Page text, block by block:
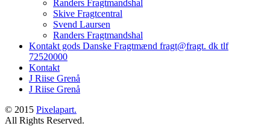
Randers Fragtmandshal
Skive Fragtcentral
Svend Laursen
Randers Fragtmandshal
Kontakt gods Danske Fragtmænd fragt@fragt. dk tlf
72520000
Kontakt
J Riise Grenå
J Riise Grenå
© 2015 Pixelapart.
All Rights Reserved.